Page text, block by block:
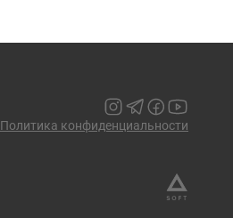
Политика конфиденциальности